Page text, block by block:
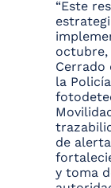
“Este
octubre,
Cerrado
la
de
y toma